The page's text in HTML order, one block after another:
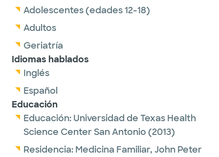
exams, acute and chronic disease
Dr. Holland was recognized by Fort Worth
Magazine as a Top Doctor in 2022, 2023 and
2024.
As part of her care team, Dr. Holland works
alongside
Jason Troha, FNP
Adolescentes (edades 12-18)
Adultos
Geriatría
Idiomas hablados
Inglés
Español
Educación
Educación: Universidad de Texas Health
Science Center San Antonio (2013)
Residencia: Medicina Familiar, John Peter